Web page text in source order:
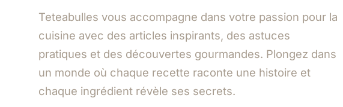
Teteabulles vous accompagne dans votre passion pour la
cuisine avec des articles inspirants, des astuces
pratiques et des découvertes gourmandes. Plongez dans
un monde où chaque recette raconte une histoire et
chaque ingrédient révèle ses secrets.